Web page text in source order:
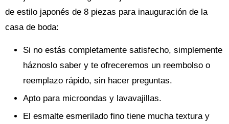
de estilo japonés de 8 piezas para inauguración de la
casa de boda:
Si no estás completamente satisfecho, simplemente
háznoslo saber y te ofreceremos un reembolso o
reemplazo rápido, sin hacer preguntas.
Apto para microondas y lavavajillas.
El esmalte esmerilado fino tiene mucha textura y